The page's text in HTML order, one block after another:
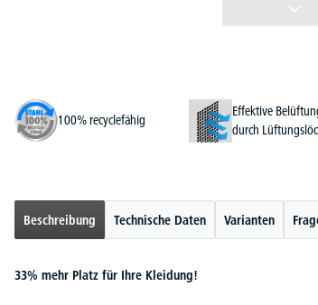
100% recyclefähig
Effektive
durch
Beschreibung Technische Daten Varianten
33% mehr Platz für Ihre Kleidung!